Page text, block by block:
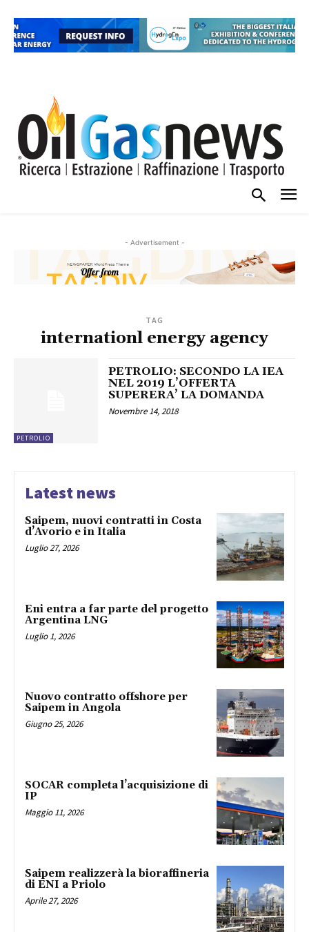
- Advertisement -
TAG
internationl energy agency
PETROLIO
PETROLIO: SECONDO LA IEA
NEL 2019 L’OFFERTA
SUPERERA’ LA DOMANDA
Novembre 14, 2018
Latest news
Saipem, nuovi contratti in Costa
d’Avorio e in Italia
Luglio 27, 2026
Eni entra a far parte del progetto
Argentina LNG
Luglio 1, 2026
Nuovo contratto offshore per
Saipem in Angola
Giugno 25, 2026
SOCAR completa l’acquisizione di
IP
Maggio 11, 2026
Saipem realizzerà la bioraffineria
di ENI a Priolo
Aprile 27, 2026